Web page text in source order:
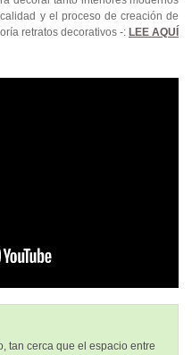
y el proceso de creación de
retratos decorativos -: LEE AQUÍ
tan cerca que el espacio entre